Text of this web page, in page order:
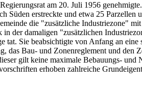
am 20. Juli 1956
erstreckte und etwa 25 Parzellen
die "zusätzliche Industriezone"
der damaligen "zusätzlichen
Sie beabsichtigte von Anfang an
das Bau- und Zonenreglement und den
gilt keine maximale Bebauungs-
erhoben zahlreiche